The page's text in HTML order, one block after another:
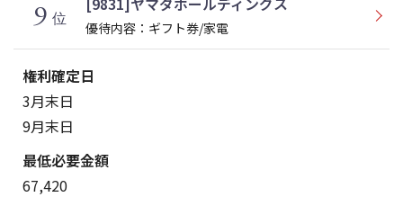
9 位
優待内容：ギフト券/家電
3月末日
9月末日
67,420